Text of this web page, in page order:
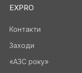
EXPRO
Контакти
Заходи
«АЗС року»